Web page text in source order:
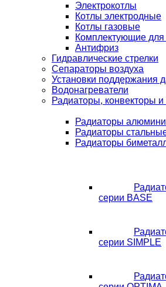
Электрокотлы
Котлы электродные
Котлы газовые
Комплектующие для
Антифриз
Гидравлические стрелки
Сепараторы воздуха
Установки поддержания
Водонагреватели
Радиаторы, конвекторы
Радиаторы
Радиаторы
Радиаторы
серии BASE
серии SIMPLE